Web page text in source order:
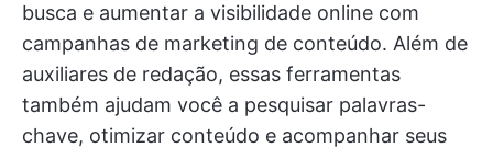
busca e aumentar a visibilidade online com
campanhas de marketing de conteúdo. Além de
auxiliares de redação, essas ferramentas
também ajudam você a pesquisar palavras-
chave, otimizar conteúdo e acompanhar seus